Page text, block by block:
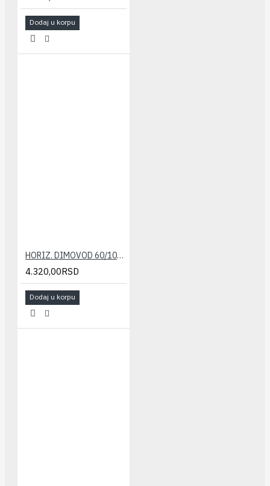
Dodaj u korpu
HORIZ. DIMOVOD 60/100 IMMERGAS(set)
4.320,00RSD
Dodaj u korpu